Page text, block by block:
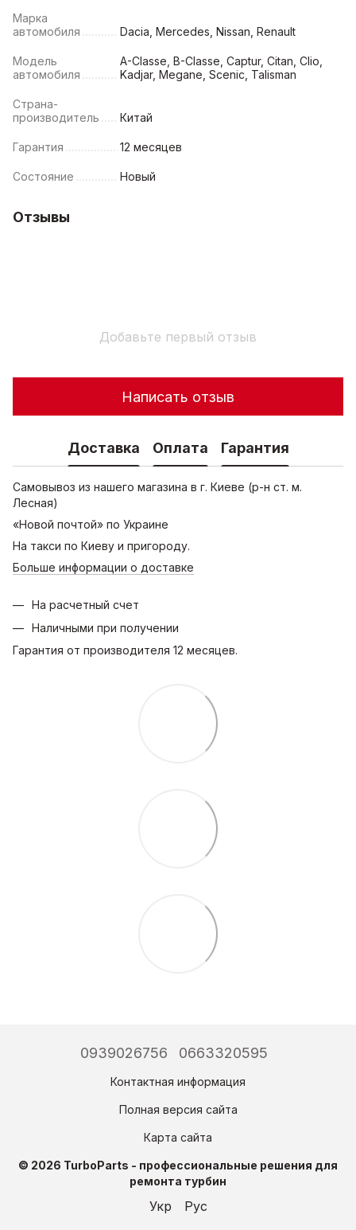
Марка
автомобиля
Dacia, Mercedes, Nissan, Renault
Модель
автомобиля
A-Classe, B-Classe, Captur, Citan, Clio,
Kadjar, Megane, Scenic, Talisman
Страна-
производитель
Китай
Гарантия 12 месяцев
Состояние Новый
Отзывы
Добавьте первый отзыв
Написать отзыв
Доставка Оплата Гарантия
Самовывоз из нашего магазина в г. Киеве (р-н ст. м.
Лесная)
«Новой почтой» по Украине
На такси по Киеву и пригороду.
Больше информации о доставке
На расчетный счет
Наличными при получении
Гарантия от производителя 12 месяцев.
0939026756 0663320595
Контактная информация
Полная версия сайта
Карта сайта
© 2026 TurboParts - профессиональные решения для
ремонта турбин
Укр Рус